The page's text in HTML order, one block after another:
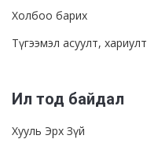
Холбоо барих
Түгээмэл асуулт, хариулт
Ил тод байдал
Хууль Эрх Зүй